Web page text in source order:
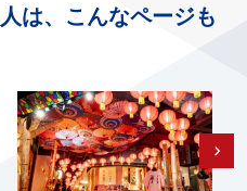
は、こんなページも